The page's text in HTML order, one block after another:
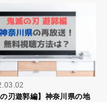
の刃遊郭編】神奈川県の地